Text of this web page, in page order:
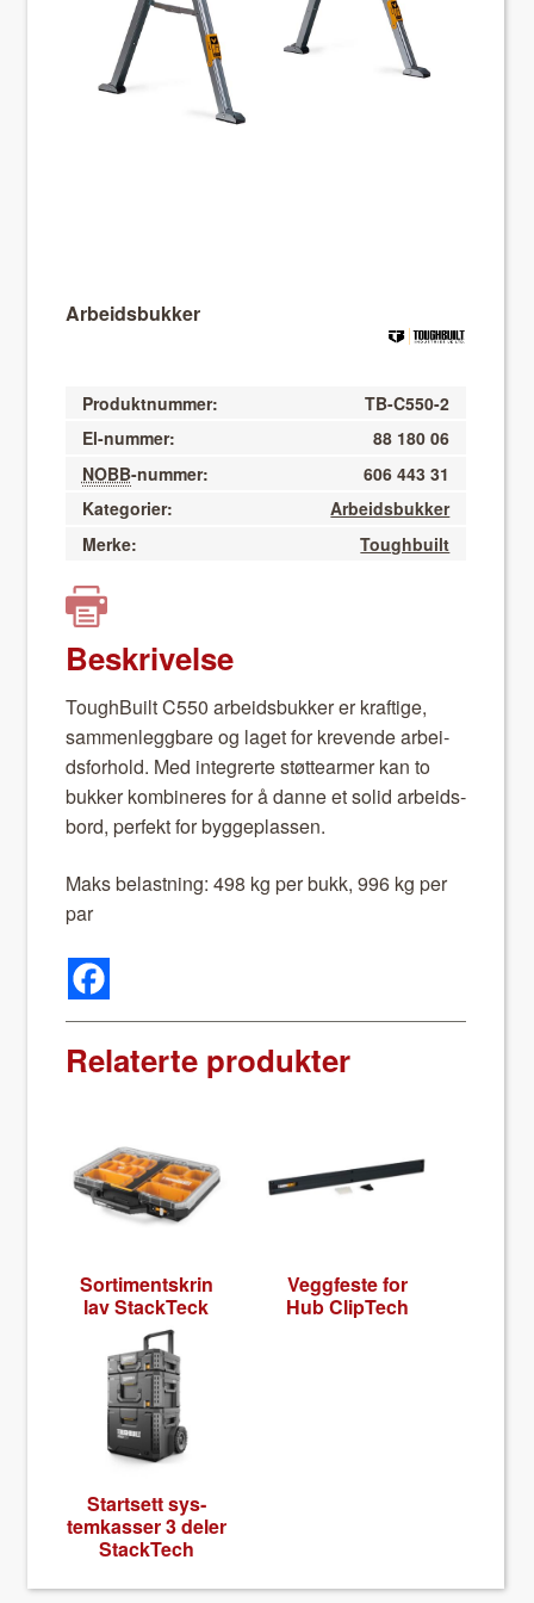
About VIX
Arbeidsbukker
Produktnummer:
TB-C550-2
El-nummer:
88 180 06
NOBB-nummer:
606 443 31
Kategorier:
Arbeidsbukker
Merke:
Toughbuilt
Beskrivelse
Tough­Built C550 arbei­ds­bukker er kraftige,
sam­men­leg­g­bare og laget for krevende arbei­
ds­forhold. Med inte­gr­erte støt­tearmer kan to
bukker kom­bineres for å danne et sol­id arbei­ds­
bord, per­fekt for bygge­plassen.
Maks belast­ning: 498 kg per bukk, 996 kg per
par
Relaterte produkter
Sor­ti­mentskrin
lav Stack­Teck
Veg­gfeste for
Hub ClipTech
Start­sett sys­
temkass­er 3 del­er
Stack­Tech